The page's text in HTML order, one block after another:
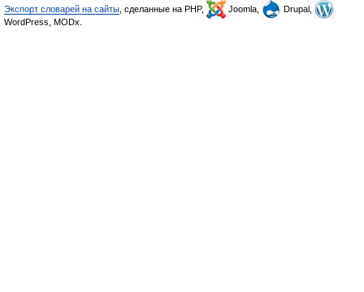
Экспорт словарей на сайты , сделанные на PHP, Joomla,
Drupal,
WordPress, MODx.